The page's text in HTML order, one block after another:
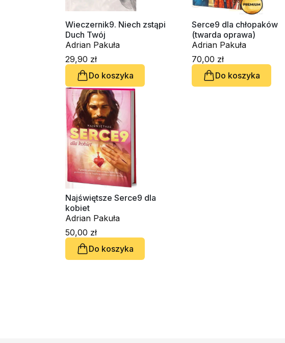
Wieczernik9. Niech zstąpi
Duch Twój
Adrian Pakuła
29,90 zł
Do koszyka
Serce9 dla chłopaków
(twarda oprawa)
Adrian Pakuła
70,00 zł
Do koszyka
Najświętsze Serce9 dla
kobiet
Adrian Pakuła
50,00 zł
Do koszyka